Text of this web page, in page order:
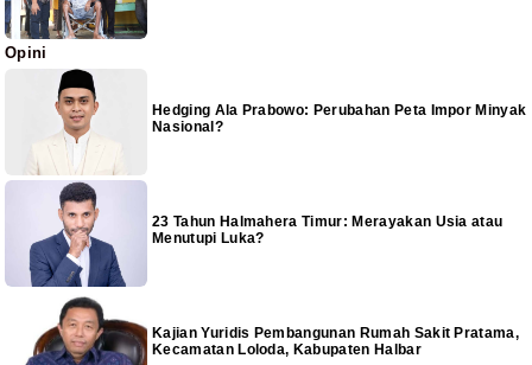
Opini
Hedging Ala Prabowo: Perubahan Peta Impor Minyak
Nasional?
23 Tahun Halmahera Timur: Merayakan Usia atau
Menutupi Luka?
Kajian Yuridis Pembangunan Rumah Sakit Pratama,
Kecamatan Loloda, Kabupaten Halbar